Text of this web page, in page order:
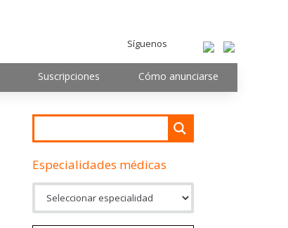
Síguenos
Suscripciones Cómo anunciarse
Especialidades médicas